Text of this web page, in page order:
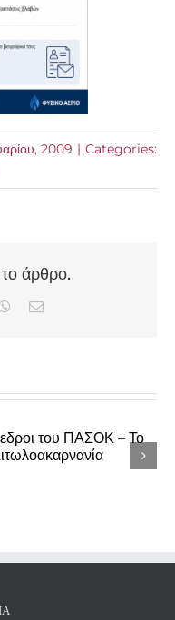
2009 | Categories:
το άρθρο.
WhatsApp
Email
κάλαντα από τη
Ρωγών» στο